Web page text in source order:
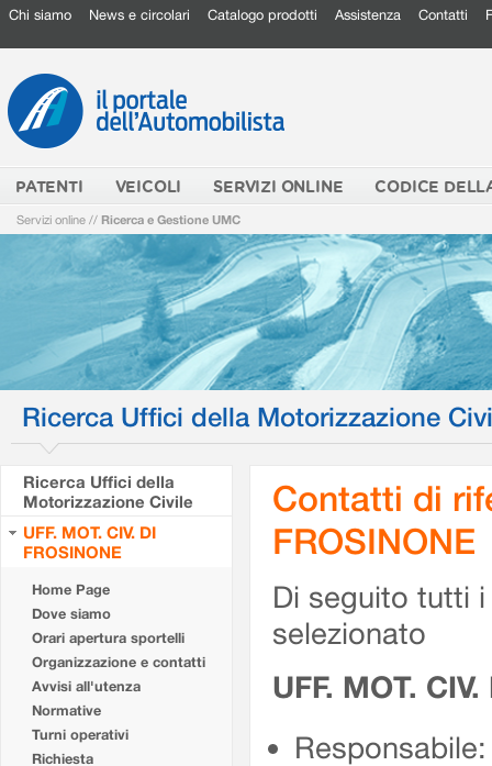
Chi siamo News e circolari Catalogo prodotti Assistenza Contatti
PATENTI VEICOLI SERVIZI ONLINE CODICE
Servizi online // Ricerca e Gestione UMC
Ricerca Uffici della Motorizzazione
Ricerca Uffici della
Motorizzazione Civile
UFF. MOT. CIV. DI
FROSINONE
Home Page
Dove siamo
Orari apertura sportelli
Organizzazione e contatti
Avvisi all'utenza
Normative
Turni operativi
Richiesta
Contatti di
FROSINONE
Di seguito tutti
selezionato
UFF. MOT.